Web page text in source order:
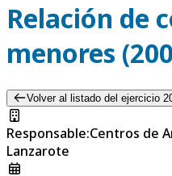
Relación de
menores
Volver al listado del ejercicio
Responsable:Centros de
Lanzarote